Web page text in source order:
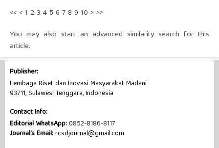
<< <1 2 3 456 78 9 10 > >>
You may also start an advanced similarity search for this
article.
Publisher:
Lembaga Riset dan Inovasi Masyarakat Madani
93711, Sulawesi Tenggara, Indonesia
Contact Info:
Editorial WhatsApp:0852-8186-8117
Journal's Email:rcsdjournal@gmail.com